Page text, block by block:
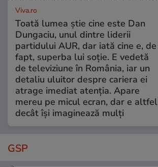
Viva.ro
Toată lumea știe cine este Dan
Dungaciu, unul dintre liderii
partidului AUR, dar iată cine e, de
fapt, superba lui soție. E vedetă
de televiziune în România, iar un
detaliu uluitor despre cariera ei
atrage imediat atenția. Apare
mereu pe micul ecran, dar e altfel
decât își imaginează mulți
GSP